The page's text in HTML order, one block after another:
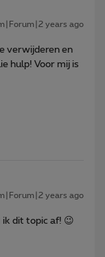
years ago
verwijderen en
hulp! Voor mij is
years ago
ik dit topic af! 😉